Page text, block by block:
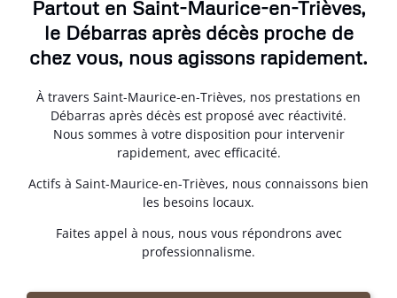
Partout en Saint-Maurice-en-Trièves,
le Débarras après décès proche de
chez vous, nous agissons rapidement.
À travers Saint-Maurice-en-Trièves, nos prestations en
Débarras après décès est proposé avec réactivité.
Nous sommes à votre disposition pour intervenir
rapidement, avec efficacité.
Actifs à Saint-Maurice-en-Trièves, nous connaissons bien
les besoins locaux.
Faites appel à nous, nous vous répondrons avec
professionnalisme.